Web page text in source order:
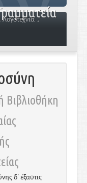
Λογοτεχνία
Βιβλιοθήκη
δ᾽ ἐξαῦτις